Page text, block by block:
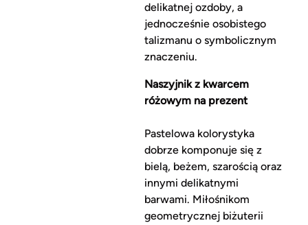
delikatnej ozdoby, a
jednocześnie osobistego
talizmanu o symbolicznym
znaczeniu.
Naszyjnik z kwarcem
różowym na prezent
Pastelowa kolorystyka
dobrze komponuje się z
bielą, beżem, szarością oraz
innymi delikatnymi
barwami. Miłośnikom
geometrycznej biżuterii